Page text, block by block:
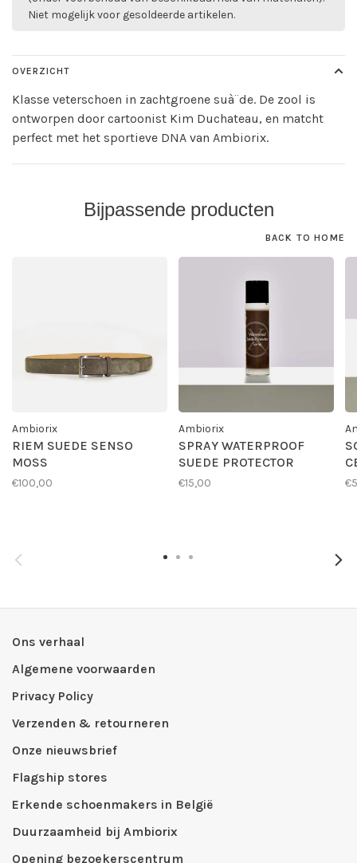
Niet mogelijk voor gesoldeerde artikelen.
OVERZICHT
Klasse veterschoen in zachtgroene suà¨de. De zool is
ontworpen door cartoonist Kim Duchateau, en matcht
perfect met het sportieve DNA van Ambiorix.
Bijpassende producten
BACK TO HOME
Ambiorix
RIEM SUEDE SENSO
MOSS
€100,00
Ambiorix
SPRAY WATERPROOF
SUEDE PROTECTOR
€15,00
Ons verhaal
Algemene voorwaarden
Privacy Policy
Verzenden & retourneren
Onze nieuwsbrief
Flagship stores
Erkende schoenmakers in België
Duurzaamheid bij Ambiorix
Opening bezoekerscentrum